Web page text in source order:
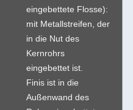
eingebettete Flosse):
mit Metallstreifen, der
in die Nut des
Kernrohrs
eingebettet ist.
Finis ist in die
Außenwand des